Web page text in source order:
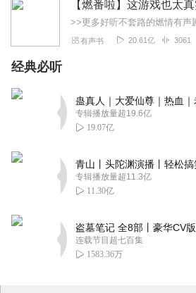
有声书 20.61亿 3061
经典必听
专辑播放量超19.6亿
19.07亿
专辑播放量超11.3亿
11.30亿
连载节目超七百集
1583.36万